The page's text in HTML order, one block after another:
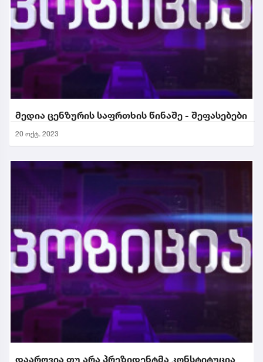
მედია ცენზურის საფრთხის წინაშე - შეფასებები
20 ოქტ. 2023
დაარღვია თუ არა პრეზიდენტმა კონსტიტუცია